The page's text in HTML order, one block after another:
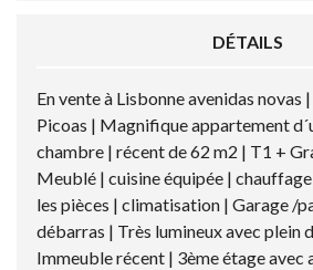
DÉTAILS
En vente à Lisbonne avenidas novas
Picoas | Magnifique appartement
chambre | récent de 62 m2 | T1 +
Meublé | cuisine équipée |
les pièces | climatisation | Garage /
débarras | Très lumineux avec plein
Immeuble récent | 3ème étage avec